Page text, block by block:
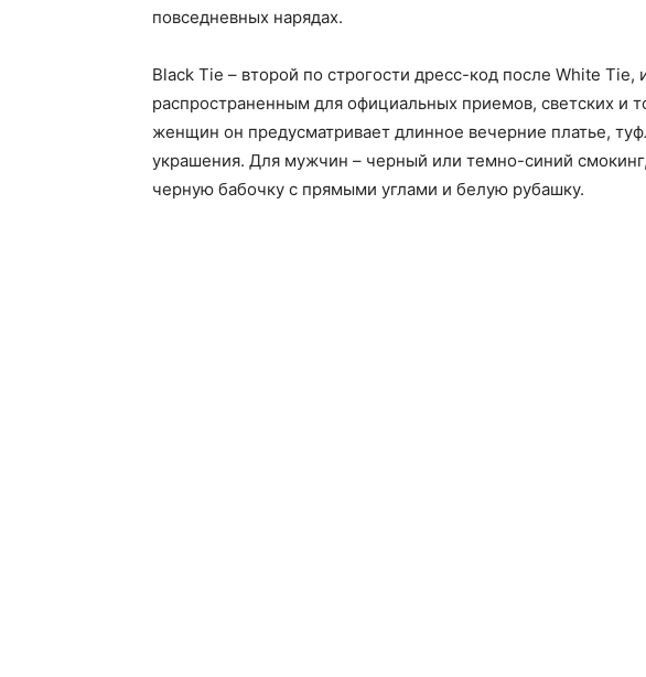
повседневных нарядах.
Black Tie – второй по строгости дресс-код после White Tie,
распространенным для официальных приемов, светских и
женщин он предусматривает длинное вечерние платье,
украшения. Для мужчин – черный или темно-синий
черную бабочку с прямыми углами и белую рубашку.